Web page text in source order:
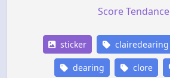
Score Tendance
sticker clairedearing
dearing clore